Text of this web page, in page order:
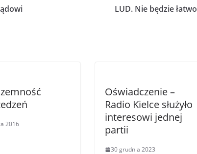
LUD. Nie będzie łatwo
2016
Oświadczenie –
Radio Kielce służyło
interesowi jednej
partii
30 grudnia 2023